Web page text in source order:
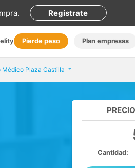
. Regístrate
Pierde peso Plan empresas
Médico Plaza Castilla
Cantidad: